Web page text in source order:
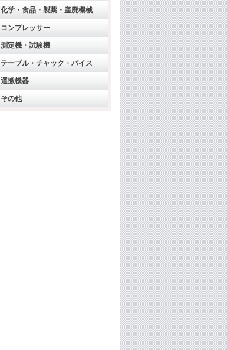
化学・食品・製薬・産廃機械
コンプレッサー
測定機・試験機
テーブル・チャック・バイス
運搬機器
その他